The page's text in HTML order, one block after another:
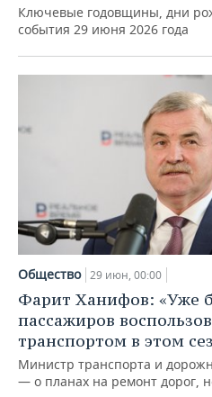
Ключевые годовщины, дни
события 29 июня 2026 года
Общество 29 июн, 00:00
Фарит Ханифов: «Уже
пассажиров
транспортом в этом
Министр транспорта и
— о планах на ремонт дорог,